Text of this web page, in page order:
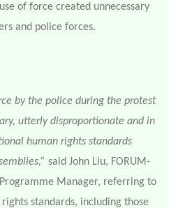
of force created unnecessary
and police forces.
by the police during the protest
utterly disproportionate and in
human rights standards
said John Liu, FORUM-
Programme Manager, referring to
standards, including those